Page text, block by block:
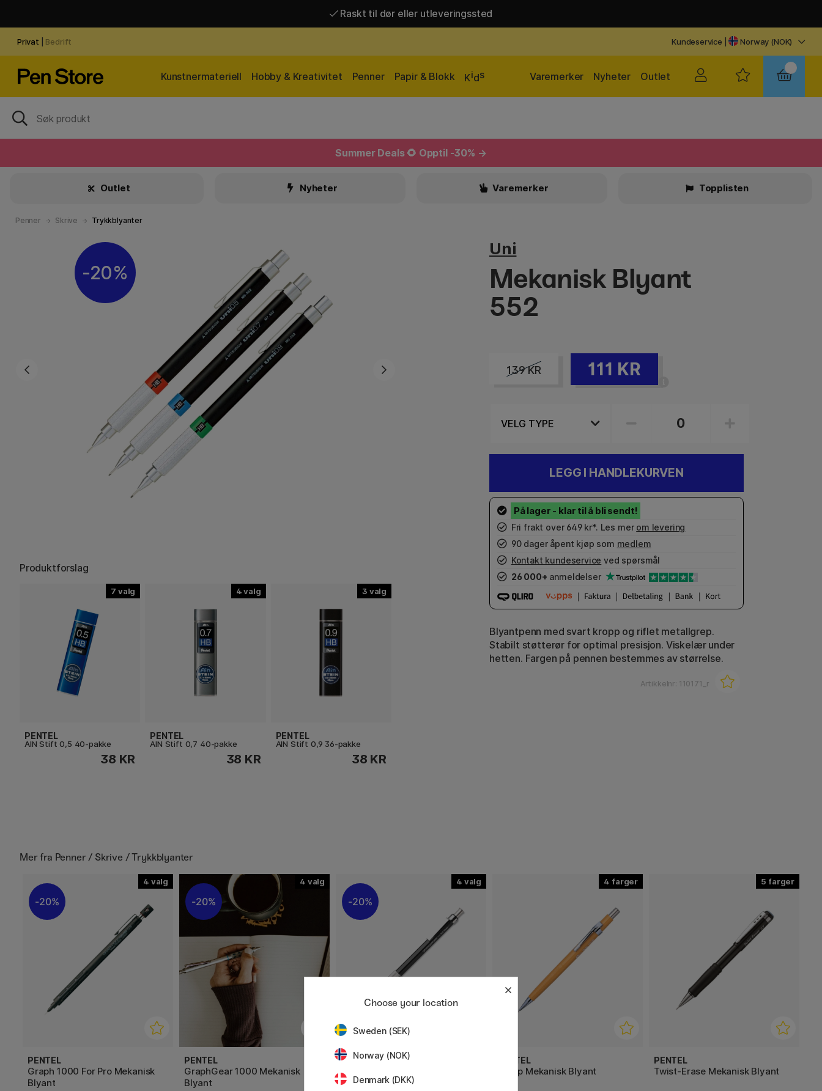
Raskt til dør eller utleveringssted
Privat Bedrift Kundeservice | Norway (NOK)
Kunstnermateriell Hobby & Kreativitet Penner Papir & Blokk Kids Outlet
Nyheter
Varemerker
Summer Deals 🌻 Opptil -30% →
Outlet Nyheter Varemerker Topplisten
Penner Skrive Trykkblyanter
20%
Produktforslag
7
PENTEL
AIN Stift 0,5 40-pakke
38 KR
4
PENTEL
AIN Stift 0,7 40-pakke
38 KR
3
PENTEL
AIN Stift 0,9 36-pakke
38 KR
Uni
Mekanisk Blyant
552
139KR 111 KR
LEGG I HANDLEKURVEN
Fri frakt over 649 kr*. Les mer om levering
90 dager åpent kjøp som medlem
Kontakt kundeservice ved spørsmål
26 000+ anmeldelser
Blyantpenn med svart kropp og riflet metallgrep.
Stabilt støtterør for optimal presisjon. Viskelær under
hetten. Fargen på pennen bestemmes av størrelse.
Artikkelnr: 110171_r
Mer fra Penner / Skrive / Trykkblyanter
4
20%
PENTEL
Graph 1000 For Pro Mekanisk
Blyant
4
20%
PENTEL
GraphGear 1000 Mekanisk
Blyant
4
20%
PENTEL
GraphGear 500 Mekanisk
Blyant
4
PENTEL
Sharp Mekanisk Blyant
5
PENTEL
Twist-Erase Mekanisk Blyant
Choose your location
Sweden (SEK)
Norway (NOK)
Denmark (DKK)